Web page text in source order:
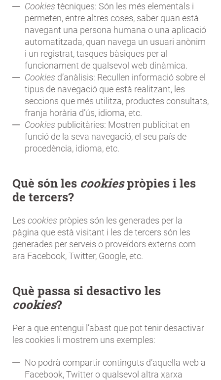
Cookies tècniques: Són les més elementals i
permeten, entre altres coses, saber quan està
navegant una persona humana o una aplicació
automatitzada, quan navega un usuari anònim
i un registrat, tasques bàsiques per al
funcionament de qualsevol web dinàmica.
Cookies d’anàlisis: Recullen informació sobre el
tipus de navegació que està realitzant, les
seccions que més utilitza, productes consultats,
franja horària d’ús, idioma, etc.
Cookies publicitàries: Mostren publicitat en
funció de la seva navegació, el seu país de
procedència, idioma, etc.
Què són les cookiespròpies i les
de tercers?
Les cookies pròpies són les generades per la
pàgina que està visitant i les de tercers són les
generades per serveis o proveïdors externs com
ara Facebook, Twitter, Google, etc.
Què passa si desactivo les
cookies?
Per a que entengui l’abast que pot tenir desactivar
les cookies li mostrem uns exemples:
No podrà compartir continguts d’aquella web a
Facebook, Twitter o qualsevol altra xarxa